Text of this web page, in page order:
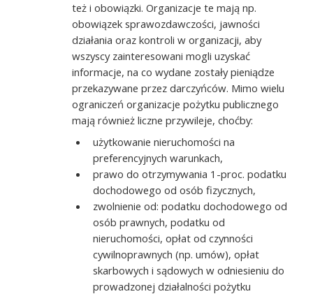
też i obowiązki. Organizacje te mają np.
obowiązek sprawozdawczości, jawności
działania oraz kontroli w organizacji, aby
wszyscy zainteresowani mogli uzyskać
informacje, na co wydane zostały pieniądze
przekazywane przez darczyńców. Mimo wielu
ograniczeń organizacje pożytku publicznego
mają również liczne przywileje, choćby:
użytkowanie nieruchomości na
preferencyjnych warunkach,
prawo do otrzymywania 1-proc. podatku
dochodowego od osób fizycznych,
zwolnienie od: podatku dochodowego od
osób prawnych, podatku od
nieruchomości, opłat od czynności
cywilnoprawnych (np. umów), opłat
skarbowych i sądowych w odniesieniu do
prowadzonej działalności pożytku